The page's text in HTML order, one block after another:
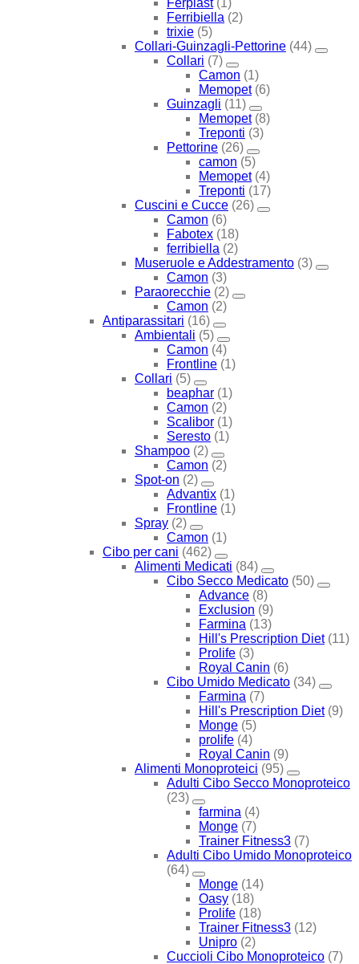
Ferplast (1)
Ferribiella (2)
trixie (5)
Collari-Guinzagli-Pettorine (44)
Collari (7)
Camon (1)
Memopet (6)
Guinzagli (11)
Memopet (8)
Treponti (3)
Pettorine (26)
camon (5)
Memopet (4)
Treponti (17)
Cuscini e Cucce (26)
Camon (6)
Fabotex (18)
ferribiella (2)
Museruole e Addestramento (3)
Camon (3)
Paraorecchie (2)
Camon (2)
Antiparassitari (16)
Ambientali (5)
Camon (4)
Frontline (1)
Collari (5)
beaphar (1)
Camon (2)
Scalibor (1)
Seresto (1)
Shampoo (2)
Camon (2)
Spot-on (2)
Advantix (1)
Frontline (1)
Spray (2)
Camon (1)
Cibo per cani (462)
Alimenti Medicati (84)
Cibo Secco Medicato (50)
Advance (8)
Exclusion (9)
Farmina (13)
Hill's Prescription Diet (11)
Prolife (3)
Royal Canin (6)
Cibo Umido Medicato (34)
Farmina (7)
Hill's Prescription Diet (9)
Monge (5)
prolife (4)
Royal Canin (9)
Alimenti Monoproteici (95)
Adulti Cibo Secco Monoproteico
(23)
farmina (4)
Monge (7)
Trainer Fitness3 (7)
Adulti Cibo Umido Monoproteico
(64)
Monge (14)
Oasy (18)
Prolife (18)
Trainer Fitness3 (12)
Unipro (2)
Cuccioli Cibo Monoproteico (7)